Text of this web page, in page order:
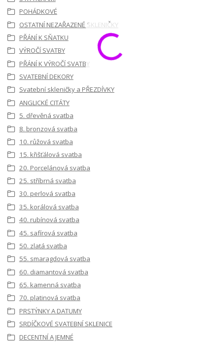
POHÁDKOVÉ
OSTATNÍ NEZAŘAZENÉ SKLENIČKY
PŘÁNÍ K SŇATKU
VÝROČÍ SVATBY
PŘÁNÍ K VÝROČÍ SVATBY
SVATEBNÍ DEKORY
Svatební skleničky a PŘEZDÍVKY
ANGLICKÉ CITÁTY
5. dřevěná svatba
8. bronzová svatba
10. růžová svatba
15. křišťálová svatba
20. Porcelánová svatba
25. stříbrná svatba
30. perlová svatba
35. korálová svatba
40. rubínová svatba
45. safírová svatba
50. zlatá svatba
55. smaragdová svatba
60. diamantová svatba
65. kamenná svatba
70. platinová svatba
PRSTÝNKY A DATUMY
SRDÍČKOVÉ SVATEBNÍ SKLENICE
DECENTNÍ A JEMNÉ